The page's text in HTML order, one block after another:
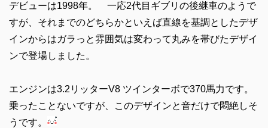
デビューは1998年。 一応2代目ギブリの後継車のようで
すが、それまでのどちらかといえば直線を基調としたデザ
インからはガラっと雰囲気は変わって丸みを帯びたデザイ
ンで登場しました。
エンジンは3.2リッターV8 ツインターボで370馬力です。
乗ったことないですが、このデザインと音だけで悶絶しそ
うです。